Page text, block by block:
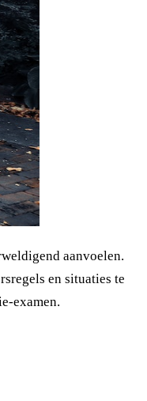
aanvoelen.
en situaties te
examen.